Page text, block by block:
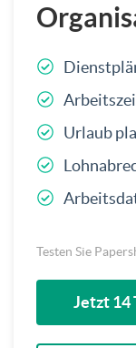
Urlaub
Testen Sie
Jetzt 14